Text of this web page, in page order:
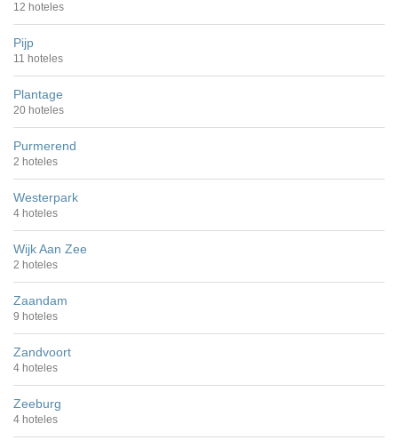
12 hoteles
Pijp
11 hoteles
Plantage
20 hoteles
Purmerend
2 hoteles
Westerpark
4 hoteles
Wijk Aan Zee
2 hoteles
Zaandam
9 hoteles
Zandvoort
4 hoteles
Zeeburg
4 hoteles